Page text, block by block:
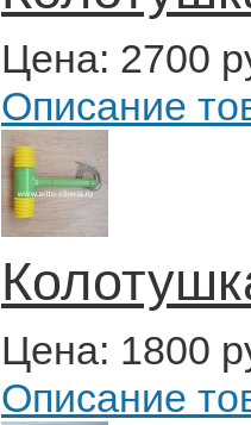
Цена: 2700
Описание
Цена: 1800
Описание